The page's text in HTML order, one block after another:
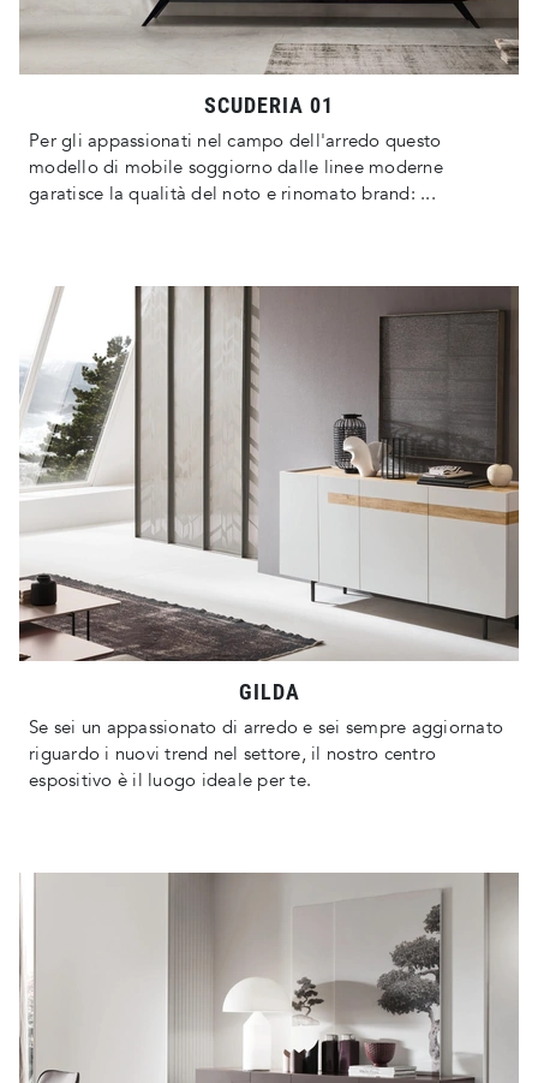
SCUDERIA 01
Per gli appassionati nel campo dell'arredo questo
modello di mobile soggiorno dalle linee moderne
garatisce la qualità del noto e rinomato brand: ...
GILDA
Se sei un appassionato di arredo e sei sempre aggiornato
riguardo i nuovi trend nel settore, il nostro centro
espositivo è il luogo ideale per te.